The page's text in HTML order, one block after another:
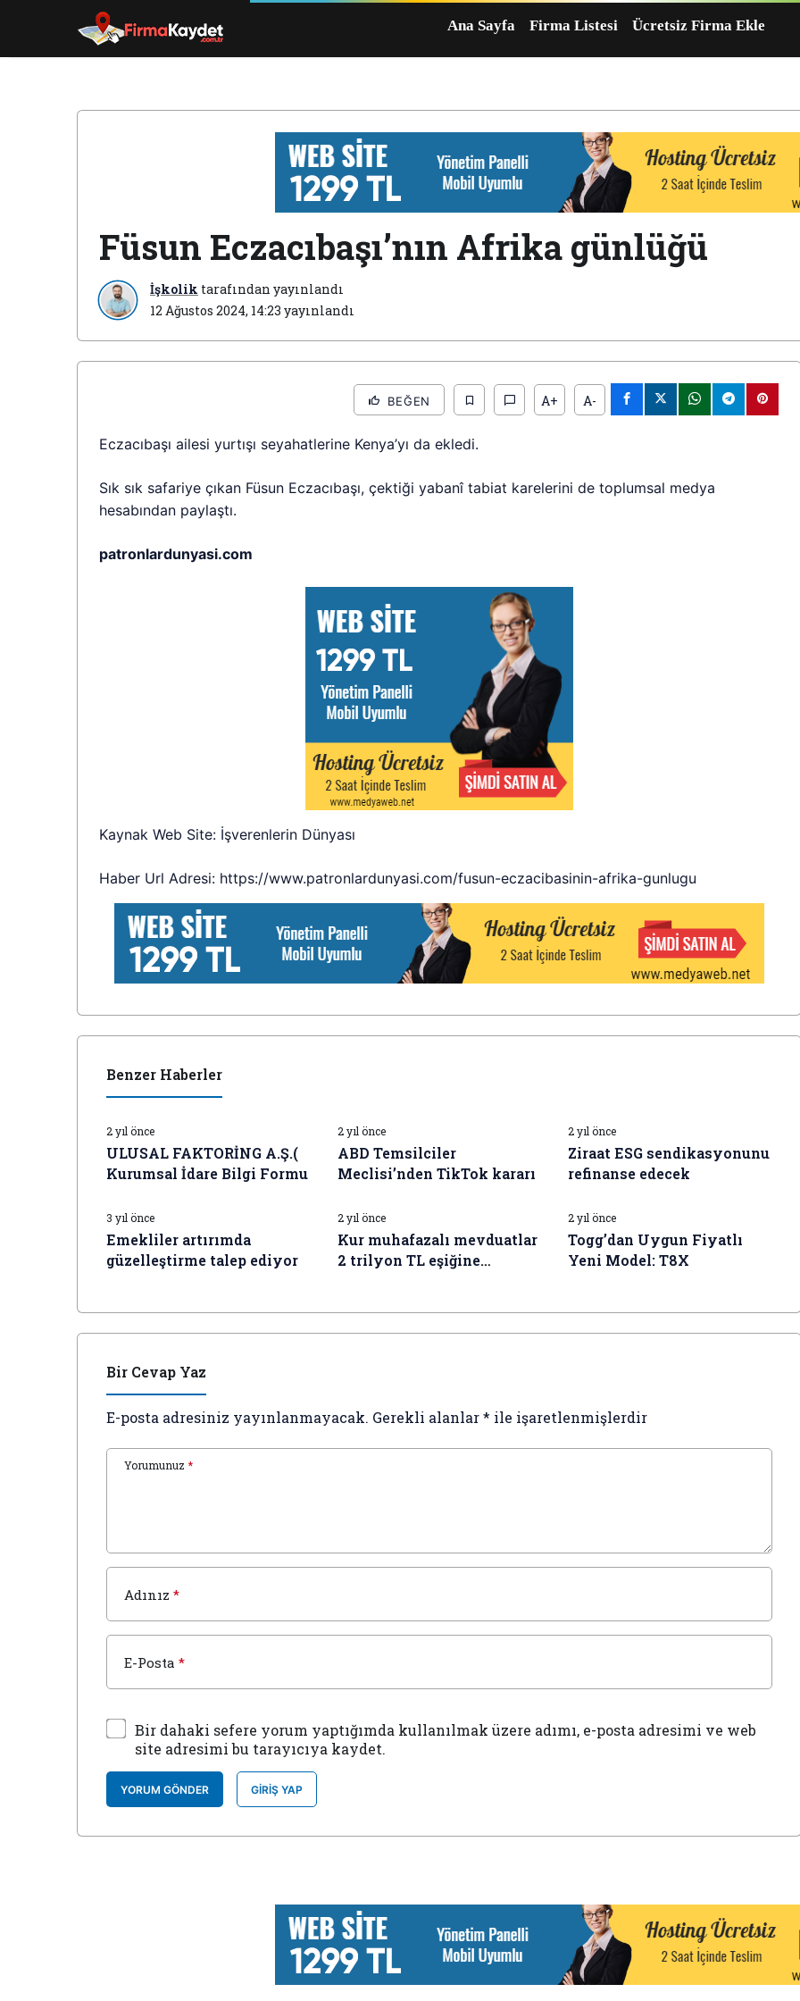
Ana Sayfa Firma Listesi Ücretsiz Firma Ekle
Füsun Eczacıbaşı’nın Afrika günlüğü
İşkolik tarafından yayınlandı
12 Ağustos 2024, 14:23 yayınlandı
BEĞEN A+ A-
Eczacıbaşı ailesi yurtışı seyahatlerine Kenya’yı da ekledi.
Sık sık safariye çıkan Füsun Eczacıbaşı, çektiği yabanî tabiat karelerini de toplumsal medya
hesabından paylaştı.
patronlardunyasi.com
Kaynak Web Site: İşverenlerin Dünyası
Haber Url Adresi: https://www.patronlardunyasi.com/fusun-eczacibasinin-afrika-gunlugu
Benzer Haberler
İŞ DÜNYASI HABERLERI
2 yıl önce
ULUSAL FAKTORİNG A.Ş.(
Kurumsal İdare Bilgi Formu
2 yıl önce
ABD Temsilciler
Meclisi’nden TikTok kararı
2 yıl önce
Ziraat ESG sendikasyonunu
refinanse edecek
3 yıl önce
Emekliler artırımda
güzelleştirme talep ediyor
2 yıl önce
Kur muhafazalı mevduatlar
2 trilyon TL eşiğine
2 yıl önce
Togg’dan Uygun Fiyatlı
Yeni Model: T8X
Bir Cevap Yaz
E-posta adresiniz yayınlanmayacak. Gerekli alanlar* ile işaretlenmişlerdir
Yorumunuz *
Adınız *
E-Posta *
Bir dahaki sefere yorum yaptığımda kullanılmak üzere adımı, e-posta adresimi ve web
site adresimi bu tarayıcıya kaydet.
YORUM GÖNDER GIRIŞ YAP